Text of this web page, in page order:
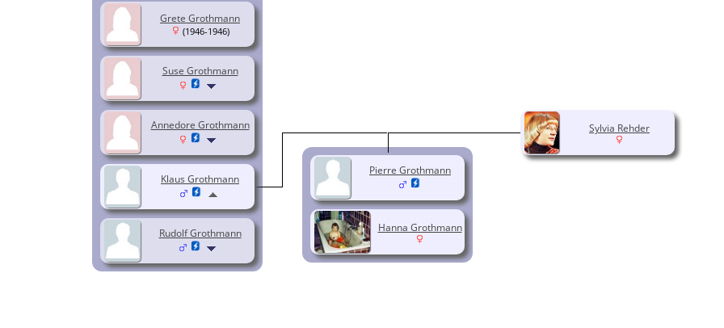
Grete Grothmann
(1946-1946)
Suse Grothmann
Annedore Grothmann
Rudolf Grothmann
Klaus Grothmann
Sylvia Rehder
Pierre Grothmann
Hanna Grothmann